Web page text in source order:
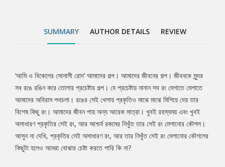
SUMMARY AUTHOR DETAILS REVIEW
Tab
Article
‘আমি ও বিকেলের সোনালী রোদ’ আমাদের গল্প। আমাদের জীবনের গল্প। জীবনকে সুন্দর
সব রঙে রঙিন করে তোলার প্রচেষ্টার গল্প। যে প্রচেষ্টায় নানান সব রং মেশাতে মেশাতে
আমাদের অবিরাম পথচলা। রঙের সেই খেলায় প্রকৃতিও মাঝে মাঝে মিশিয়ে দেয় তার
বিশেষ কিছু রং। আমাদের জীবন পায় অন্য আরেক মাত্রা। খুবই রহস্যময় এবং খুবই
অসাধারণ প্রকৃতির সেই রং, আর আশ্চর্য রকমের নিখুঁত তার সেই রং মেশানোর কৌশল।
আসুন না দেখি, প্রকৃতির সেই অসাধারণ রং, আর তার নিখুঁত সেই রং মেশানোর কৌশলের
কিছুটা হলেও আমরা বোঝার চেষ্টা করতে পারি কি না?